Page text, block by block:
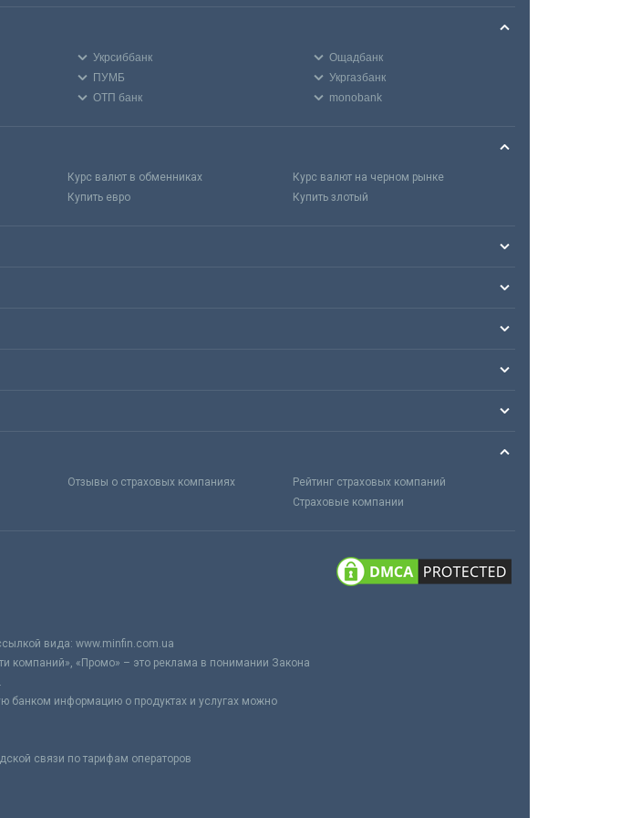
Укрсиббанк
Ощадбанк
ПУМБ
Укргазбанк
ОТП банк monobank
Курс валют в обменниках
Курс валют на черном рынке
Купить евро Купить злотый
Отзывы о страховых компаниях
Рейтинг страховых компаний
Страховые компании
вида: www.minfin.com.ua
компаний», «Промо» – это реклама в понимании Закона
банком информацию о продуктах и услугах можно
связи по тарифам операторов